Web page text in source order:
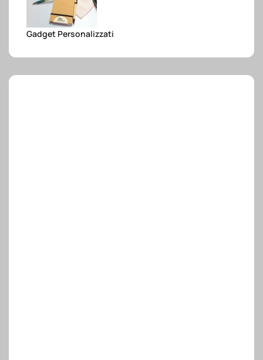
Gadget Personalizzati